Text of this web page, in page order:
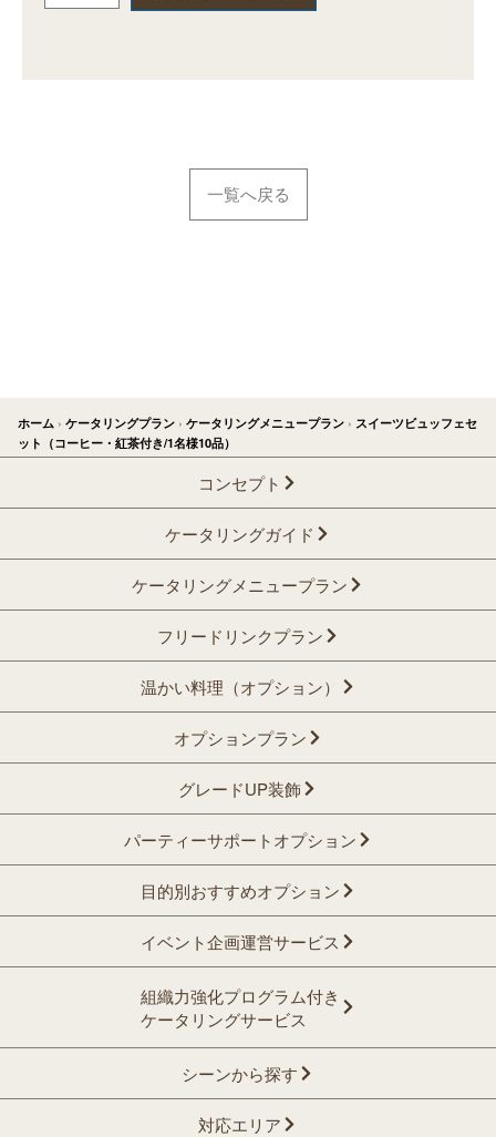
一覧へ戻る
ホーム › ケータリングプラン › ケータリングメニュープラン› スイーツビュッフェセ
ット（コーヒー・紅茶付き/1名様10品）
コンセプト
ケータリングガイド
ケータリングメニュープラン
フリードリンクプラン
温かい料理（オプション）
オプションプラン
グレードUP装飾
パーティーサポートオプション
目的別おすすめオプション
イベント企画運営サービス
組織力強化プログラム付き
ケータリングサービス
シーンから探す
対応エリア